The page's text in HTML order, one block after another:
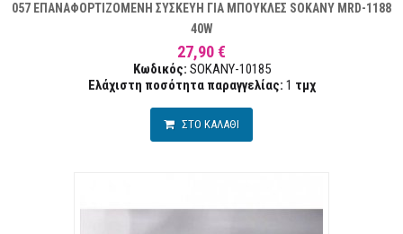
057 ΕΠΑΝΑΦΟΡΤΙΖΟΜΕΝΗ ΣΥΣΚΕΥΗ ΓΙΑ ΜΠΟΥΚΛΕΣ SOKANY MRD-1188
40W
27,90 €
Κωδικός: SOKANY-10185
Ελάχιστη ποσότητα παραγγελίας: 1 τμχ
ΣΤΟ ΚΑΛΑΘΙ